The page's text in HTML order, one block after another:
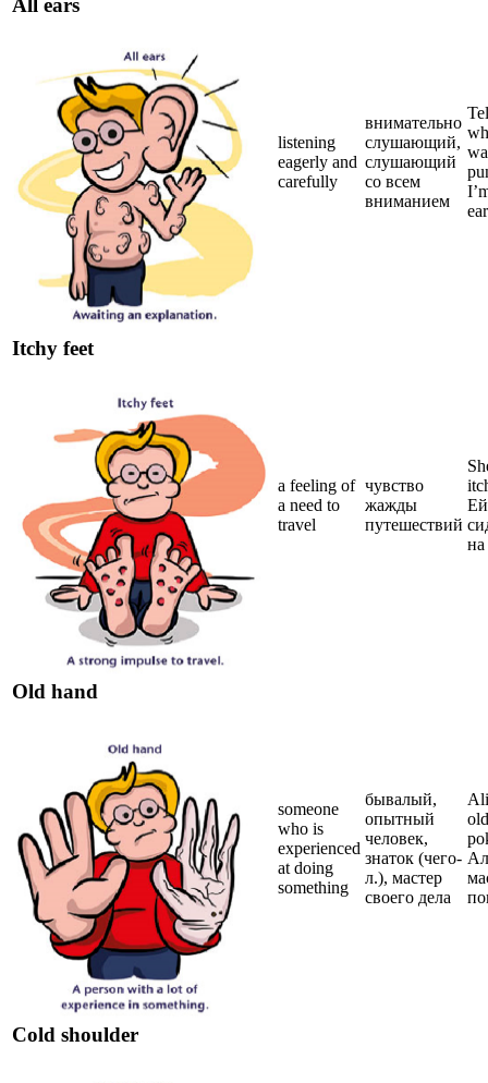
All ears
listening
eagerly and
carefully
внимательно
слушающий,
слушающий
со всем
вниманием
Itchy feet
a feeling of
a need to
travel
чувство
жажды
путешествий
на
Old hand
someone
who is
experienced
at doing
something
бывалый,
опытный
человек,
знаток (чего-
л.), мастер
своего дела
Cold shoulder